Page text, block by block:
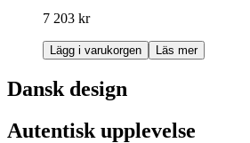
7 203 kr
Lägg i varukorgen Läs mer
Dansk design
Autentisk upplevelse